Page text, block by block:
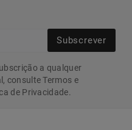
Subscrever
a qualquer
consulte Termos e
de Privacidade.